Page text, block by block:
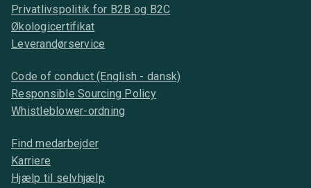
Privatlivspolitik for B2B og B2C
Økologicertifikat
Leverandørservice
Code of conduct (English - dansk)
Responsible Sourcing Policy
Whistleblower-ordning
Find medarbejder
Karriere
Hjælp til selvhjælp